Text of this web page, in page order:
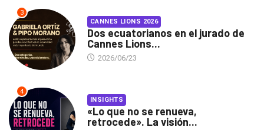
3
CANNES LIONS 2026
Dos ecuatorianos en el jurado de
Cannes Lions...
2026/06/23
4
INSIGHTS
«Lo que no se renueva,
retrocede». La visión...